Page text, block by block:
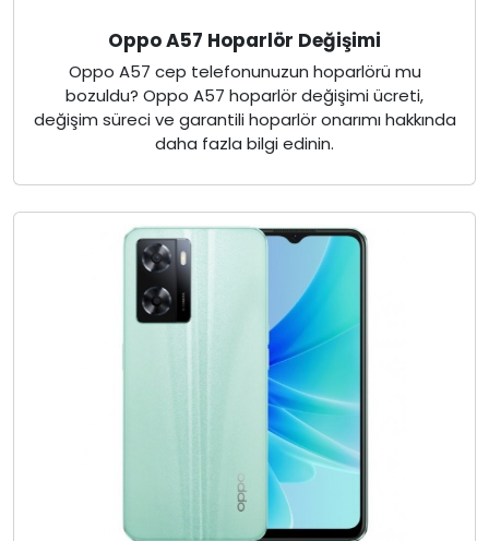
Oppo A57 Hoparlör Değişimi
Oppo A57 cep telefonunuzun hoparlörü mu
bozuldu? Oppo A57 hoparlör değişimi ücreti,
değişim süreci ve garantili hoparlör onarımı hakkında
daha fazla bilgi edinin.